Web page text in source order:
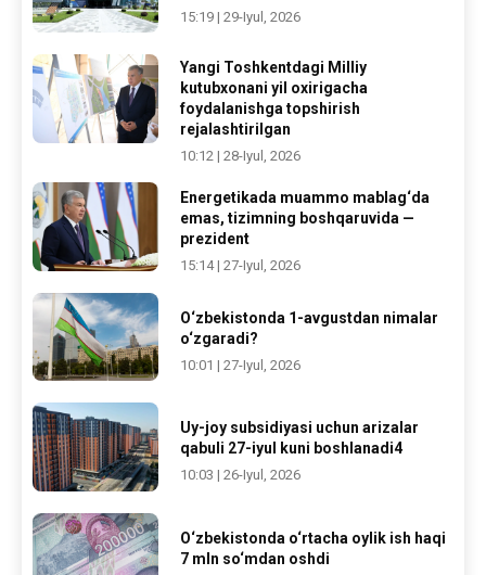
15:19 | 29-Iyul, 2026
Yangi Toshkentdagi Milliy
kutubxonani yil oxirigacha
foydalanishga topshirish
rejalashtirilgan
10:12 | 28-Iyul, 2026
Energetikada muammo mablag‘da
emas, tizimning boshqaruvida —
prezident
15:14 | 27-Iyul, 2026
O‘zbekistonda 1-avgustdan nimalar
o‘zgaradi?
10:01 | 27-Iyul, 2026
Uy-joy subsidiyasi uchun arizalar
qabuli 27-iyul kuni boshlanadi4
10:03 | 26-Iyul, 2026
O‘zbekistonda o‘rtacha oylik ish haqi
7 mln so‘mdan oshdi